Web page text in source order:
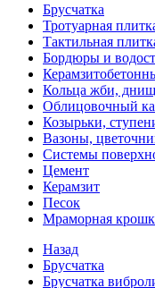
Брусчатка
Тротуарная
Тактильная
Бордюры и
Кольца жби,
Облицовочный
Козырьки,
Вазоны,
Системы
Цемент
Керамзит
Песок
Мраморная
Назад
Брусчатка
Брусчатка